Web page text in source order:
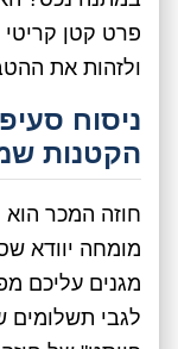
פרט קטן
ולזהות את
ניסוח
הקטנות
חוזה המכר
מומחה יוודא
מגנים עליכם
לגבי תשלומים